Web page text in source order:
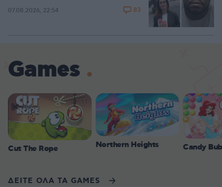
07.08.2026, 22:54 83
Games
Cut The Rope Northern Heights Candy
ΔΕΙΤΕ ΟΛΑ ΤΑ GAMES